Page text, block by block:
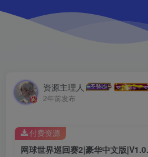
资源主理人
2年前发布
付费资源